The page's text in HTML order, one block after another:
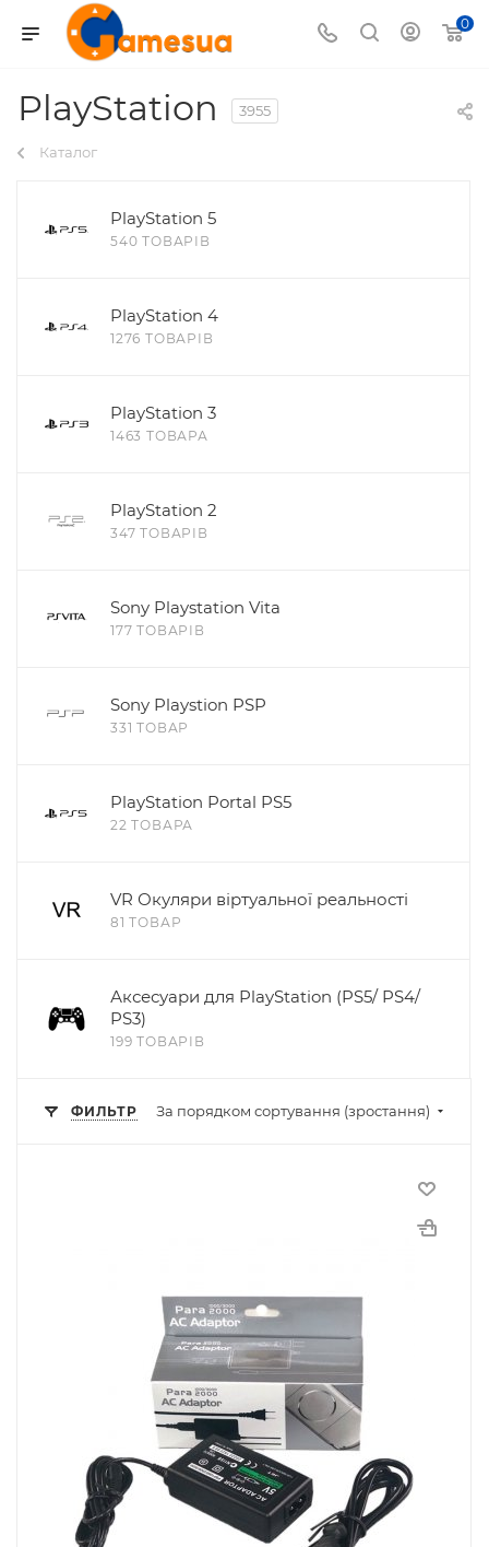
0
PlayStation 3955
Каталог
PlayStation 5
540 ТОВАРІВ
PlayStation 4
1276 ТОВАРІВ
PlayStation 3
1463 ТОВАРА
PlayStation 2
347 ТОВАРІВ
Sony Playstation Vita
177 ТОВАРІВ
Sony Playstion PSP
331 ТОВАР
PlayStation Portal PS5
22 ТОВАРА
VR Окуляри віртуальної реальності
81 ТОВАР
Аксесуари для PlayStation (PS5/ PS4/
PS3)
199 ТОВАРІВ
ФИЛЬТР За порядком сортування (зростання)